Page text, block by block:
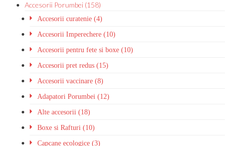
Accesorii Porumbei (158)
Accesorii curatenie (4)
Accesorii Imperechere (10)
Accesorii pentru fete si boxe (10)
Accesorii pret redus (15)
Accesorii vaccinare (8)
Adapatori Porumbei (12)
Alte accesorii (18)
Boxe si Rafturi (10)
Capcane ecologice (3)